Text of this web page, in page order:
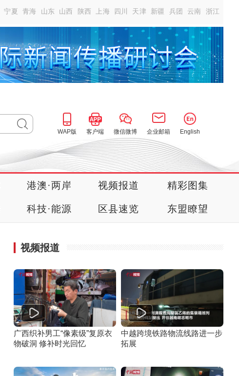
宁夏 青海 山东 山西 陕西 上海 四川 天津 新疆 兵团 云南 浙江
WAP版 客户端 微信微博 企业邮箱 English
港澳·两岸 视频报道 精彩图集
科技·能源 区县速览 东盟瞭望
视频报道
广西织补男工“像素级”复原衣
物破洞 修补时光回忆
中越跨境铁路物流线路进一步
拓展